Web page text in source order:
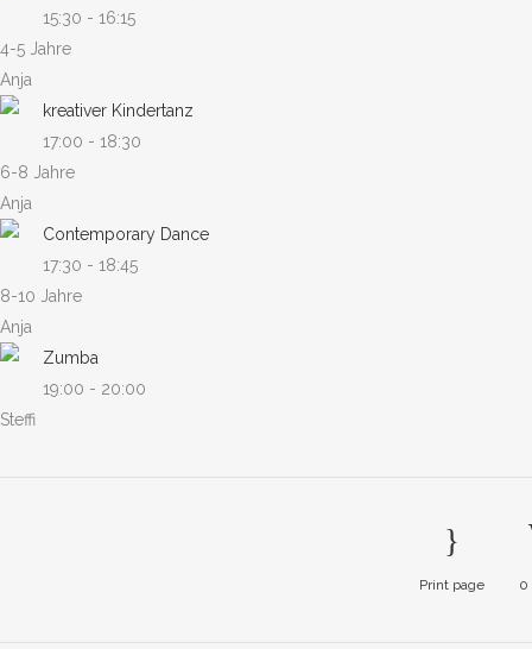
15:30 - 16:15
4-5 Jahre
Anja
kreativer Kindertanz
17:00 - 18:30
6-8 Jahre
Anja
Contemporary Dance
17:30 - 18:45
8-10 Jahre
Anja
Zumba
19:00 - 20:00
Steffi
Print page 0